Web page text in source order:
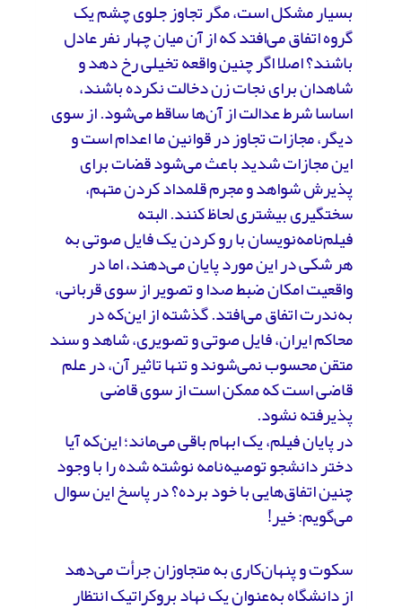
بسیار مشکل است، مگر تجاوز جلوی چشم یک
گروه اتفاق می‌افتد که از آن میان چهار نفر عادل
باشند؟ اصلا اگر چنین واقعه تخیلی رخ دهد و
شاهدان برای نجات زن دخالت نکرده باشند،
اساسا شرط عدالت از آن‌ها ساقط می‌شود. از سوی
دیگر، مجازات تجاوز در قوانین ما اعدام است و
این مجازات شدید باعث می‌شود قضات برای
پذیرش شواهد و مجرم قلمداد کردن متهم،
سختگیری بیشتری لحاظ کنند. البته
فیلم‌نامه‌نویسان با رو کردن یک فایل صوتی به
هر شکی در این مورد پایان می‌دهند، اما در
واقعیت امکان ضبط صدا و تصویر از سوی قربانی،
به‌ندرت اتفاق می‌افتد. گذشته از این‌که در
محاکم ایران، فایل صوتی و تصویری، شاهد و سند
متقن محسوب نمی‌شوند و تنها تاثیر آن، در علم
قاضی است که ممکن است از سوی قاضی
پذیرفته نشود.
در پایان فیلم، یک ابهام باقی می‌ماند؛ این‌که آیا
دختر دانشجو توصیه‌نامه نوشته شده را با وجود
چنین اتفاق‌هایی با خود برده؟ در پاسخ این سوال
می‌گویم: خیر!
سکوت و پنهان‌کاری به متجاوزان جرأت می‌دهد
از دانشگاه به‌عنوان یک نهاد بروکراتیک انتظار